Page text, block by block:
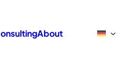
About